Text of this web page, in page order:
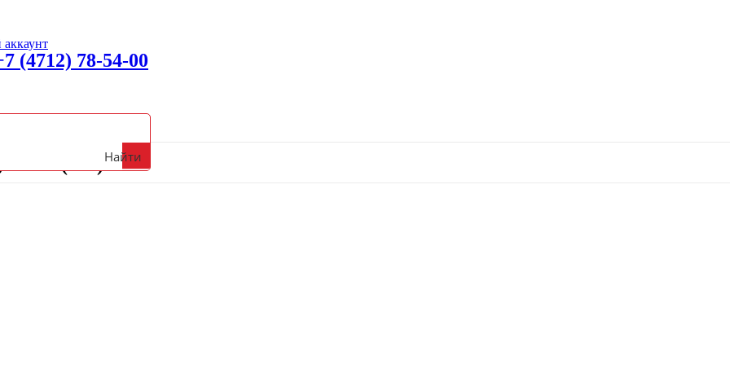
(4712) 78-54-00
Звонить с 09:00 до 18:00 (Пн-Пт)
Найти
(х70)